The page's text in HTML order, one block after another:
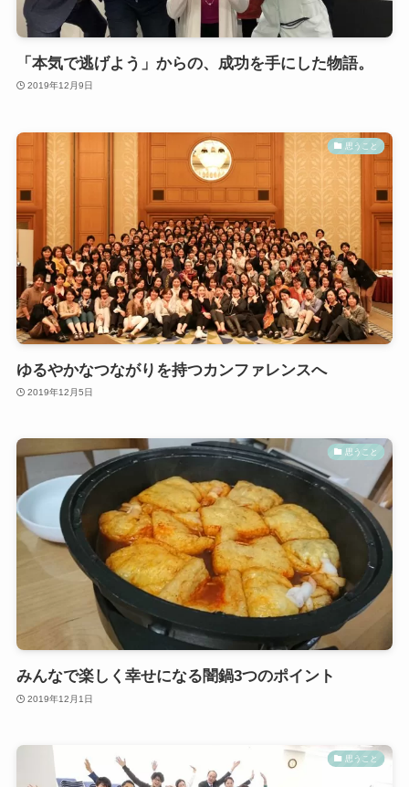
「本気で逃げよう」からの、成功を手にした物語。
2019年12月9日
思うこと
ゆるやかなつながりを持つカンファレンスへ
2019年12月5日
思うこと
みんなで楽しく幸せになる闇鍋3つのポイント
2019年12月1日
思うこと